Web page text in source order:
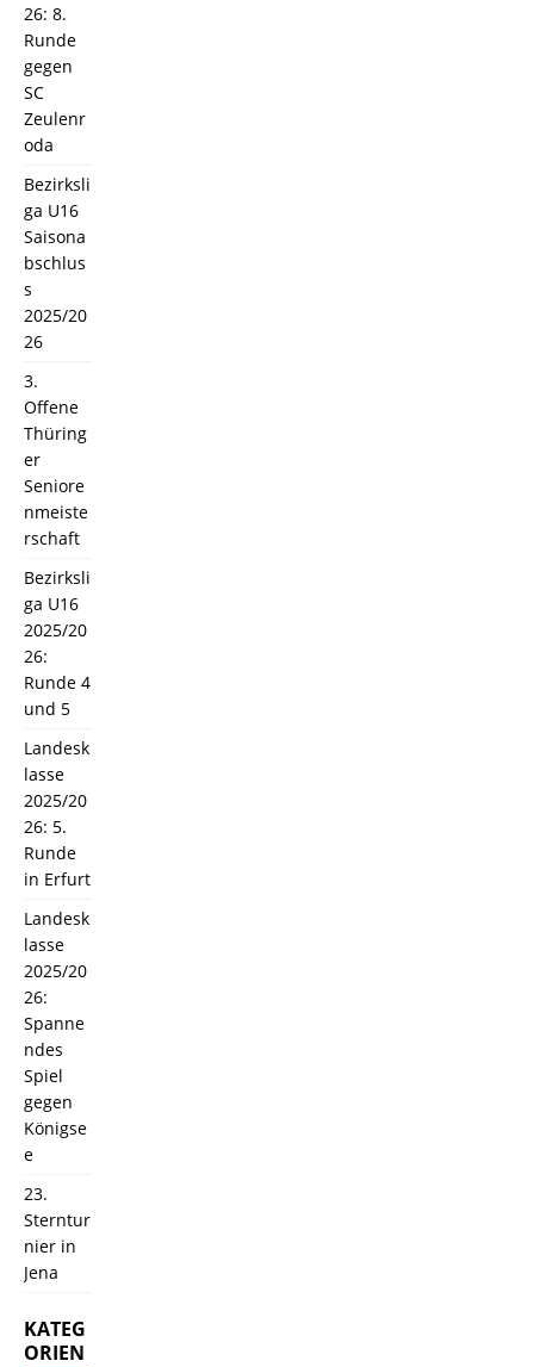
26: 8.
Runde
gegen
SC
Zeulenr
oda
Bezirksli
ga U16
Saisona
bschlus
s
2025/20
26
3.
Offene
Thüring
er
Seniore
nmeiste
rschaft
Bezirksli
ga U16
2025/20
26:
Runde 4
und 5
Landesk
lasse
2025/20
26: 5.
Runde
in Erfurt
Landesk
lasse
2025/20
26:
Spanne
ndes
Spiel
gegen
Königse
e
23.
Sterntur
nier in
Jena
KATEG
ORIEN